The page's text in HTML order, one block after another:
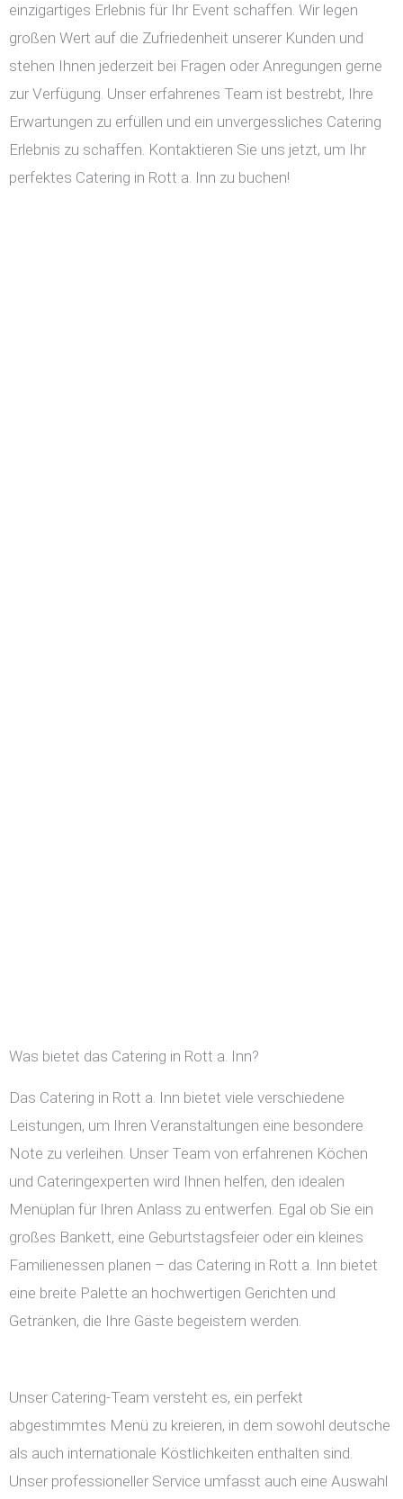
einzigartiges Erlebnis für Ihr Event schaffen. Wir legen
großen Wert auf die Zufriedenheit unserer Kunden und
stehen Ihnen jederzeit bei Fragen oder Anregungen gerne
zur Verfügung. Unser erfahrenes Team ist bestrebt, Ihre
Erwartungen zu erfüllen und ein unvergessliches Catering
Erlebnis zu schaffen. Kontaktieren Sie uns jetzt, um Ihr
perfektes Catering in Rott a. Inn zu buchen!
Was bietet das Catering in Rott a. Inn?
Das Catering in Rott a. Inn bietet viele verschiedene
Leistungen, um Ihren Veranstaltungen eine besondere
Note zu verleihen. Unser Team von erfahrenen Köchen
und Cateringexperten wird Ihnen helfen, den idealen
Menüplan für Ihren Anlass zu entwerfen. Egal ob Sie ein
großes Bankett, eine Geburtstagsfeier oder ein kleines
Familienessen planen – das Catering in Rott a. Inn bietet
eine breite Palette an hochwertigen Gerichten und
Getränken, die Ihre Gäste begeistern werden.
Unser Catering-Team versteht es, ein perfekt
abgestimmtes Menü zu kreieren, in dem sowohl deutsche
als auch internationale Köstlichkeiten enthalten sind.
Unser professioneller Service umfasst auch eine Auswahl